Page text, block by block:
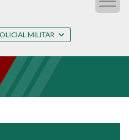
MILITAR